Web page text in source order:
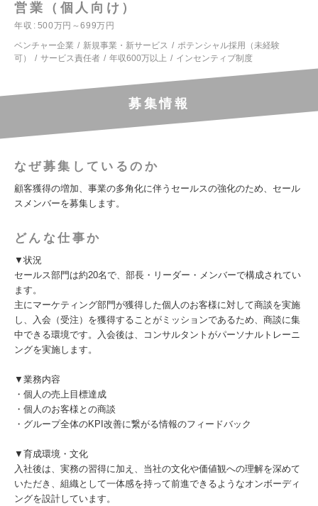
営業（個人向け）
年収
500万円～699万円
ベンチャー企業
新規事業・新サービス
ポテンシャル採用（未経験
可）
サービス責任者 年収600万以上 インセンティブ制度
募集情報
なぜ募集しているのか
顧客獲得の増加、事業の多角化に伴うセールスの強化のため、セール
スメンバーを募集します。
どんな仕事か
▼状況
セールス部門は約20名で、部長・リーダー・メンバーで構成されてい
ます。
主にマーケティング部門が獲得した個人のお客様に対して商談を実施
し、入会（受注）を獲得することがミッションであるため、商談に集
中できる環境です。入会後は、コンサルタントがパーソナルトレーニ
ングを実施します。
▼業務内容
・個人の売上目標達成
・個人のお客様との商談
・グループ全体のKPI改善に繋がる情報のフィードバック
▼育成環境・文化
入社後は、実務の習得に加え、当社の文化や価値観への理解を深めて
いただき、組織として一体感を持って前進できるようなオンボーディ
ングを設計しています。